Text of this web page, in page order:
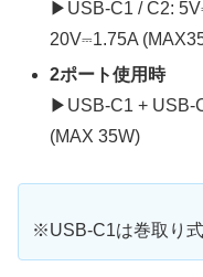
▶USB-C1 / C2:
20V⎓1.75A
2ポート使用時
▶USB-C1 + USB-
(MAX 35W)
※USB-C1は巻取り